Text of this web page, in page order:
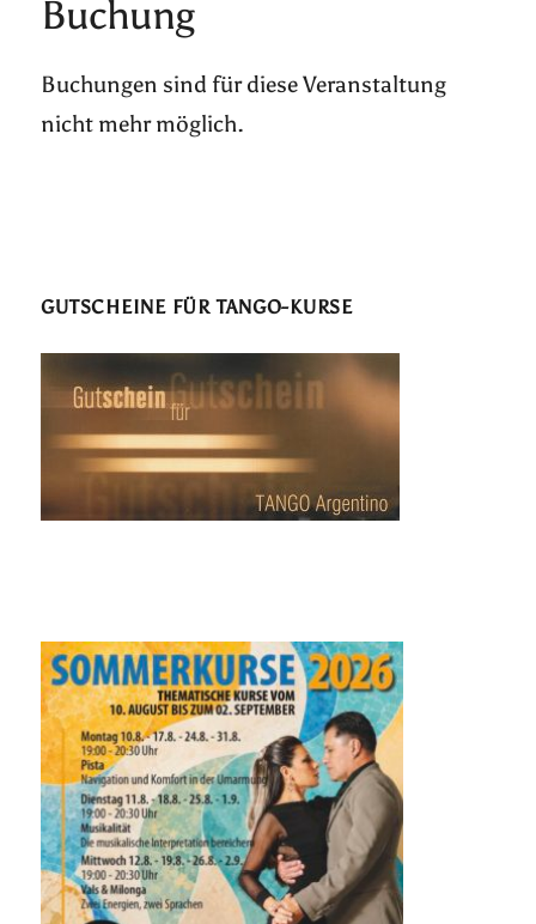
Buchung
Buchungen sind für diese Veranstaltung
nicht mehr möglich.
GUTSCHEINE FÜR TANGO-KURSE